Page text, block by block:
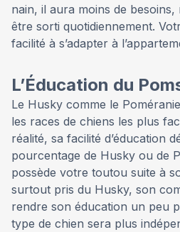
nain, il aura moins de besoins,
être sorti quotidiennement.
facilité à s’adapter à
L’Éducation du
Le Husky comme le
les races de chiens les plus
réalité, sa facilité d’éducation
pourcentage de Husky ou de
possède votre toutou suite à
surtout pris du Husky, son
rendre son éducation un peu
type de chien sera plus